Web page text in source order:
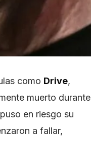
como Drive,
muerto durante
en riesgo su
a fallar,